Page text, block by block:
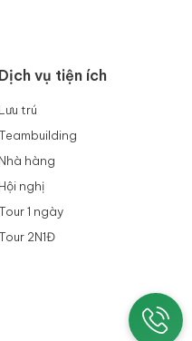
Dịch vụ tiện ích
Lưu trú
Teambuilding
Nhà hàng
Hội nghị
Tour 1 ngày
Tour 2N1Đ